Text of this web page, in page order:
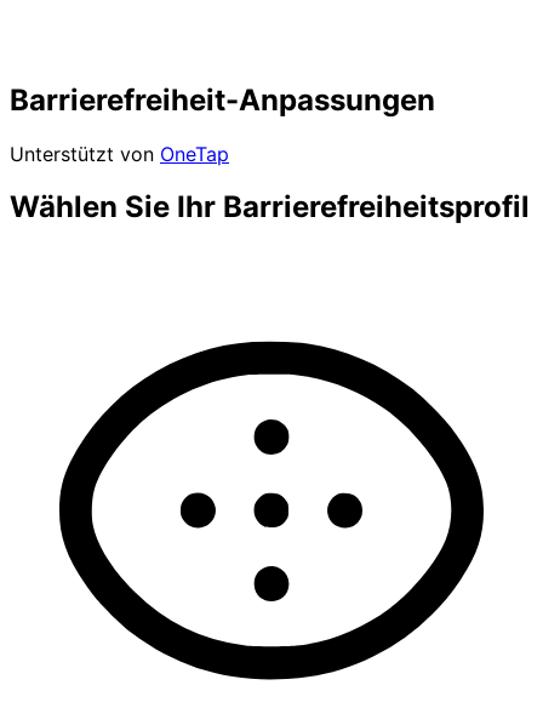
Barrierefreiheit-Anpassungen
Unterstützt von OneTap
Wählen Sie Ihr Barrierefreiheitsprofil